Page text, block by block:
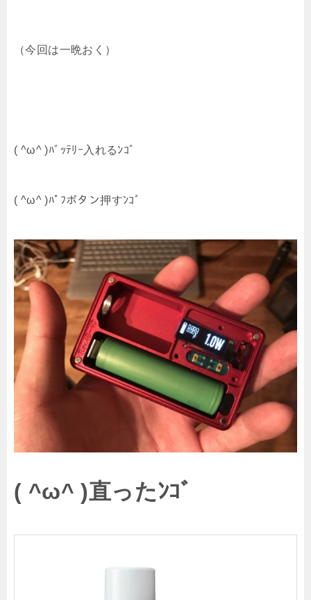
（今回は一晩おく）
( ^ω^ )ﾊﾞｯﾃﾘｰ入れるﾝｺﾞ
( ^ω^ )ﾊﾟﾌボタン押すﾝｺﾞ
( ^ω^ )直ったﾝｺﾞ